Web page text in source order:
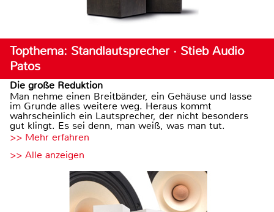
Topthema: Standlautsprecher · Stieb Audio
Patos
Die große Reduktion
Man nehme einen Breitbänder, ein Gehäuse und lasse
im Grunde alles weitere weg. Heraus kommt
wahrscheinlich ein Lautsprecher, der nicht besonders
gut klingt. Es sei denn, man weiß, was man tut.
>> Mehr erfahren
>> Alle anzeigen